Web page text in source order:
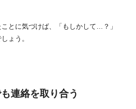
とに気づけば、「もしかして…？」
ょう。
連絡を取り合う